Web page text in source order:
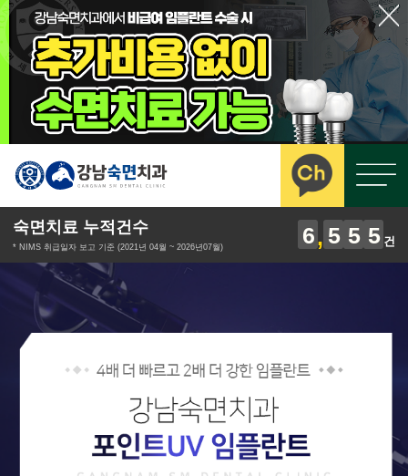
숙면치료 누적건수
* NIMS 취급일자 보고 기준 (2021년 04월 ~ 2026년07월) 6 5 5 5 건